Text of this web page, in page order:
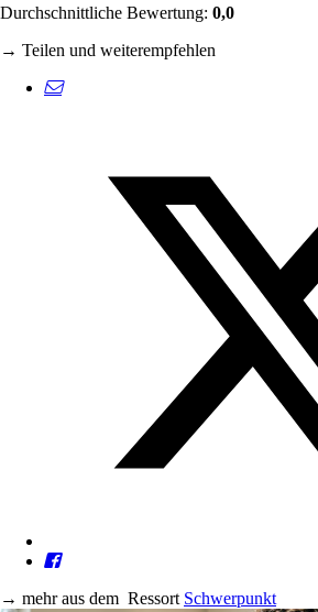
Durchschnittliche Bewertung: 0,0
→ Teilen und weiterempfehlen
→ mehr aus dem Ressort Schwerpunkt